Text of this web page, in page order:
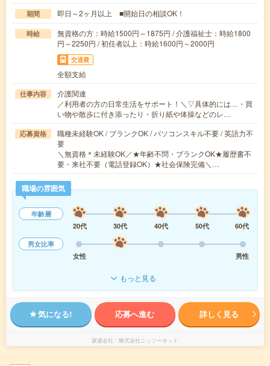
期間 即日～2ヶ月以上 ■開始日の相談OK！
時給
無資格の方：時給1500円～1875円 / 介護福祉士：時給1800
円～2250円 / 初任者以上：時給1600円～2000円
交通費
全額支給
仕事内容
介護関連
／利用者の方の日常生活をサポート！＼▽具体的には…・買
い物や散歩に付き添ったり・折り紙や体操などのレ…
応募資格
職種未経験OK / ブランクOK / パソコンスキル不要 / 英語力不
要
＼無資格＊未経験OK／★年齢不問・ブランクOK★履歴書不
要・来社不要（電話登録OK）★社会保険完備＼…
職場の雰囲気
年齢層
20代
30代 40代 50代
60代
男女比率
女性
男性
もっと見る
気になる! 応募へ進む 詳しく見る
派遣会社 株式会社ニッソーネット